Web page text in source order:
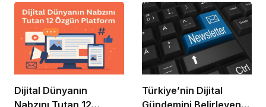
Dijital Dünyanın
Nabzını Tutan 12
Türkiye’nin Dijital
Gündemini Belirleyen